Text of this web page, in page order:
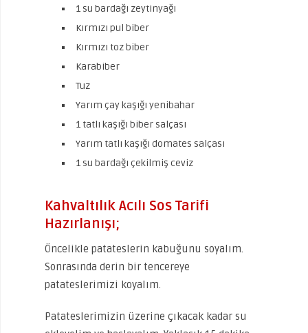
1 su bardağı zeytinyağı
Kırmızı pul biber
Kırmızı toz biber
Karabiber
Tuz
Yarım çay kaşığı yenibahar
1 tatlı kaşığı biber salçası
Yarım tatlı kaşığı domates salçası
1 su bardağı çekilmiş ceviz
Kahvaltılık Acılı Sos Tarifi
Hazırlanışı;
Öncelikle patateslerin kabuğunu soyalım.
Sonrasında derin bir tencereye
patateslerimizi koyalım.
Patateslerimizin üzerine çıkacak kadar su